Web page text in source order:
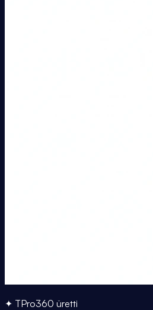
✦ TPro360 üretti